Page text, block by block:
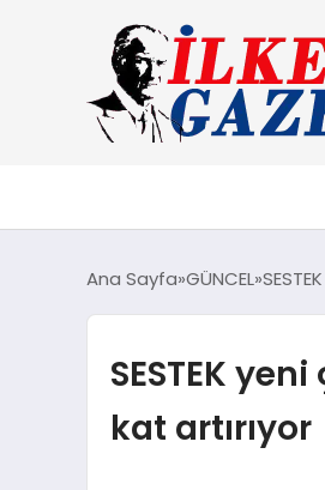
Ana Sayfa GÜNCEL
SESTEK
kat artırıyor